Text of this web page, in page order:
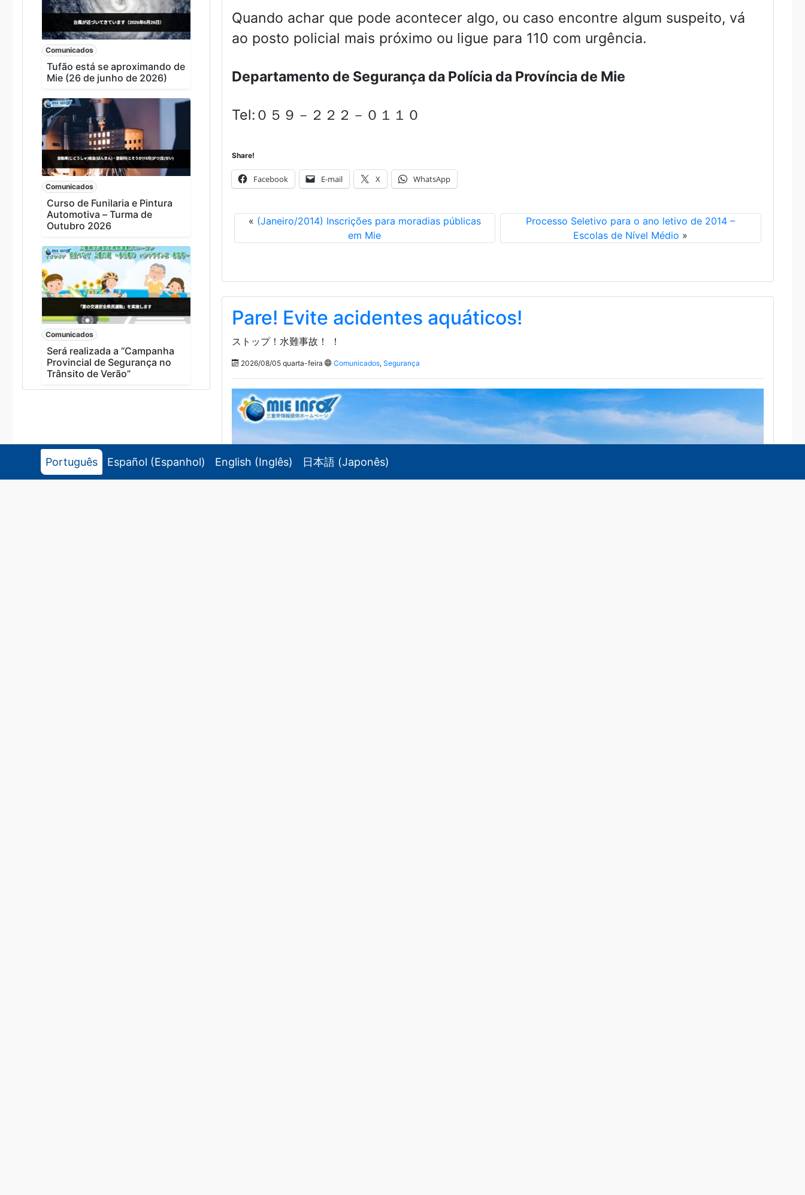
Comunicados
Tufão está se aproximando de
Mie (26 de junho de 2026)
Comunicados
Curso de Funilaria e Pintura
Automotiva – Turma de
Outubro 2026
Comunicados
Será realizada a “Campanha
Provincial de Segurança no
Trânsito de Verão”
Quando achar que pode acontecer algo, ou caso encontre algum suspeito, vá
ao posto policial mais próximo ou ligue para 110 com urgência.
Departamento de Segurança da Polícia da Província de Mie
Tel:０５９－２２２－０１１０
Share!
Facebook E-mail X WhatsApp
« (Janeiro/2014) Inscrições para moradias públicas
em Mie
Processo Seletivo para o ano letivo de 2014 –
Escolas de Nível Médio »
Pare! Evite acidentes aquáticos!
ストップ！水難事故！ ！
2026/08/05 quarta-feira Comunicados, Segurança
Português Español (Espanhol) English (Inglês) 日本語 (Japonês)